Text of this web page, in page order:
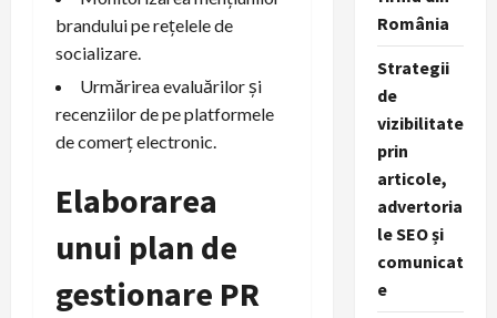
brandului pe rețelele de
socializare.
Urmărirea evaluărilor și
recenziilor de pe platformele
de comerț electronic.
Elaborarea
unui plan de
gestionare PR
România
Strategii
de
vizibilitate
prin
articole,
advertoria
le SEO și
comunicat
e